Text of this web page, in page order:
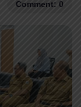
Comment: 0